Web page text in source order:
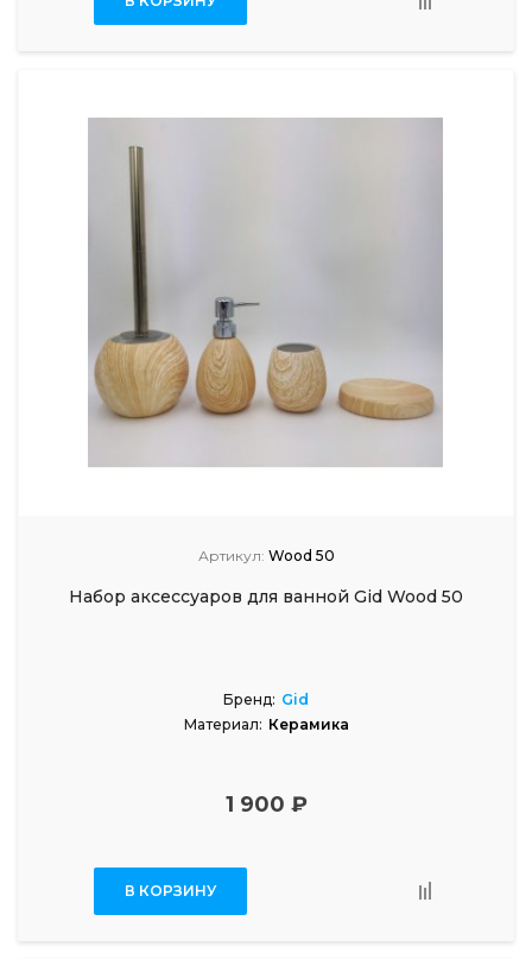
Артикул: Wood 50
Набор аксессуаров для ванной Gid Wood 50
Бренд: Gid
Материал: Керамика
1 900 ₽
В КОРЗИНУ